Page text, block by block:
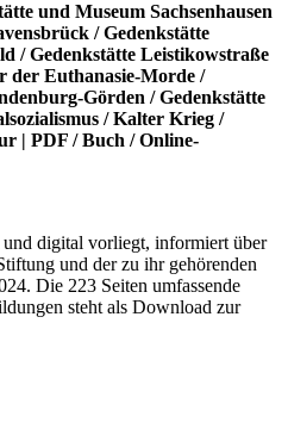
und Museum Sachsenhausen
/Gedenkstätte
/Gedenkstätte Leistikowstraße
der Euthanasie-Morde /
Görden /Gedenkstätte
/Kalter Krieg /
| PDF /Buch /Online-
digital vorliegt, informiert über
und der zu ihr gehörenden
Die 223 Seiten umfassende
steht als Download zur